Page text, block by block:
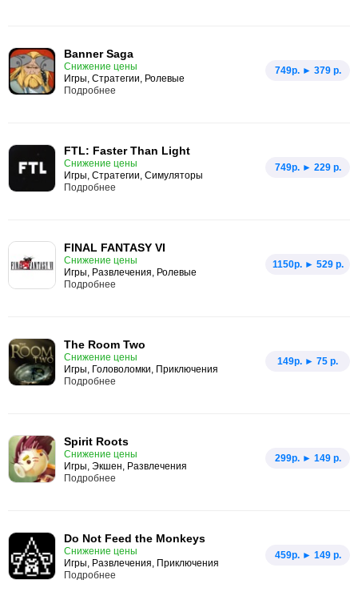
Banner Saga
Снижение цены
Игры, Стратегии, Ролевые
749p. ► 379 р.
Подробнее
FTL: Faster Than Light
Снижение цены
Игры, Стратегии, Симуляторы
749p. ► 229 р.
Подробнее
FINAL FANTASY VI
Снижение цены
Игры, Развлечения, Ролевые
1150p. ► 529 р.
Подробнее
The Room Two
Снижение цены
Игры, Головоломки, Приключения
149p. ► 75 р.
Подробнее
Spirit Roots
Снижение цены
Игры, Экшен, Развлечения
299p. ► 149 р.
Подробнее
Do Not Feed the Monkeys
Снижение цены
Игры, Развлечения, Приключения
459p. ► 149 р.
Подробнее